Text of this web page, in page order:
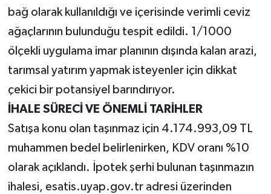
bağ olarak kullanıldığı ve içerisinde verimli ceviz
ağaçlarının bulunduğu tespit edildi. 1/1000
ölçekli uygulama imar planının dışında kalan arazi,
tarımsal yatırım yapmak isteyenler için dikkat
çekici bir potansiyel barındırıyor.
İHALE SÜRECİ VE ÖNEMLİ TARİHLER
Satışa konu olan taşınmaz için 4.174.993,09 TL
muhammen bedel belirlenirken, KDV oranı %10
olarak açıklandı. İpotek şerhi bulunan taşınmazın
ihalesi, esatis.uyap.gov.tr adresi üzerinden